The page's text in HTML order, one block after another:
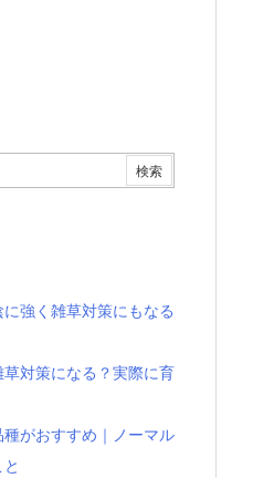
強く雑草対策にもなる
対策になる？実際に育
がおすすめ｜ノーマル